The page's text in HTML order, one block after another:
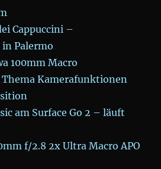
Cappuccini –
Palermo
100mm Macro
Kamerafunktionen
am Surface Go 2 – läuft
f/2.8 2x Ultra Macro APO